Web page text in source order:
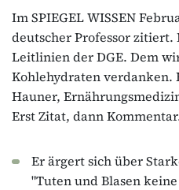
Im SPIEGEL WISSEN
deutscher Professor zitiert.
Leitlinien der DGE. Dem
Kohlehydraten verdanken.
Hauner,
Erst Zitat, dann
Er ärgert sich über
"Tuten und Blasen